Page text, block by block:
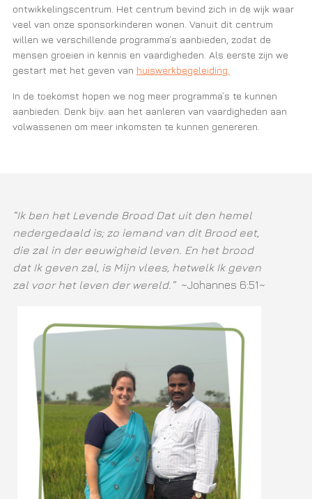
ontwikkelingscentrum. Het centrum bevind zich in de wijk waar
veel van onze sponsorkinderen wonen. Vanuit dit centrum
willen we verschillende programma’s aanbieden, zodat de
mensen groeien in kennis en vaardigheden. Als eerste zijn we
gestart met het geven van huiswerkbegeleiding.
In de toekomst hopen we nog meer programma’s te kunnen
aanbieden. Denk bijv. aan het aanleren van vaardigheden aan
volwassenen om meer inkomsten te kunnen genereren.
“Ik ben het Levende Brood Dat uit den hemel
nedergedaald is; zo iemand van dit Brood eet,
die zal in der eeuwigheid leven. En het brood
dat Ik geven zal, is Mijn vlees, hetwelk Ik geven
zal voor het leven der wereld.” ~Johannes 6:51~